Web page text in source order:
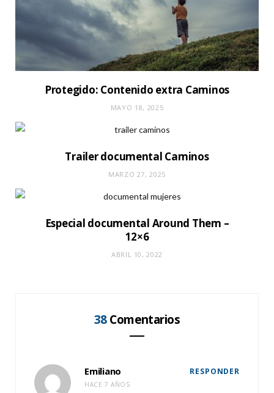
Protegido: Contenido extra Caminos
MAYO 18, 2025
Trailer documental Caminos
MARZO 27, 2025
Especial documental Around Them –
12×6
ABRIL 10, 2022
38Comentarios
Emiliano
HACE 7 AÑOS
RESPONDER